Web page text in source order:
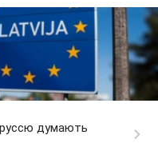
думають